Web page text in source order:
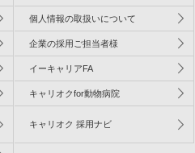
個人情報の取扱いについて
企業の採用ご担当者様
イーキャリアFA
キャリオクfor動物病院
キャリオク 採用ナビ